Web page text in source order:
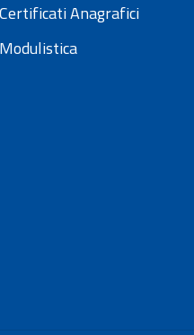
Certificati Anagrafici
Modulistica